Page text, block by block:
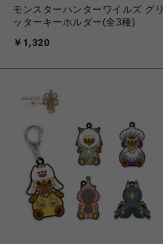
モンスターハンターワイルズ グリ
ッターキーホルダー(全3種)
￥1,320